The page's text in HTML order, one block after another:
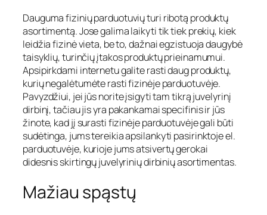
Dauguma fizinių parduotuvių turi ribotą produktų
asortimentą. Jose galima laikyti tik tiek prekių, kiek
leidžia fizinė vieta, be to, dažnai egzistuoja daugybė
taisyklių, turinčių įtakos produktų prieinamumui.
Apsipirkdami internetu galite rasti daug produktų,
kurių negalėtumėte rasti fizinėje parduotuvėje.
Pavyzdžiui, jei jūs norite įsigyti tam tikrą juvelyrinį
dirbinį, tačiau jis yra pakankamai specifinis ir jūs
žinote, kad jį surasti fizinėje parduotuvėje gali būti
sudėtinga, jums tereikia apsilankyti pasirinktoje el.
parduotuvėje, kurioje jums atsivertų gerokai
didesnis skirtingų juvelyrinių dirbinių asortimentas.
Mažiau spąstų